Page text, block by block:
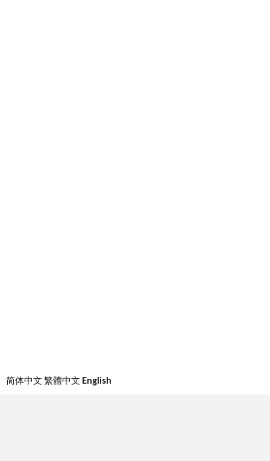
简体中文 繁體中文 English